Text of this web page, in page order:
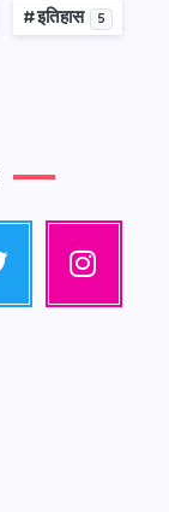
#इतिहास 5